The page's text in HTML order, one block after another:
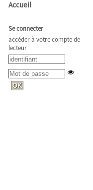
Accueil
Se connecter
accéder à votre compte de
lecteur